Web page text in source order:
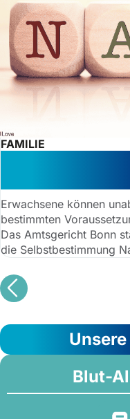
FAMILIE
Erwachsene können
bestimmten
Das Amtsgericht Bonn
die Selbstbestimmung
Blut-